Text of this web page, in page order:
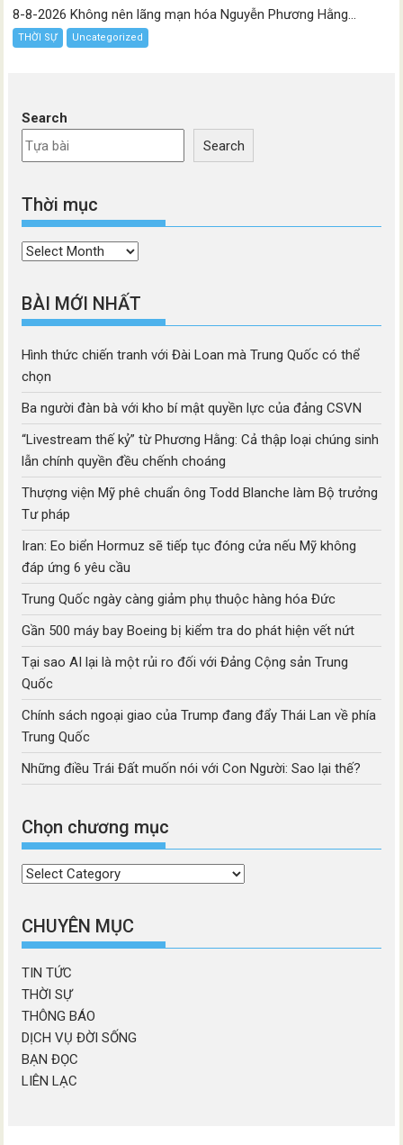
8-8-2026 Không nên lãng mạn hóa Nguyễn Phương Hằng...
THỜI SỰ Uncategorized
Search
Search
Thời mục
Thời
BÀI MỚI NHẤT
Hình thức chiến tranh với Đài Loan mà Trung Quốc có thể
chọn
Ba người đàn bà với kho bí mật quyền lực của đảng CSVN
“Livestream thế kỷ” từ Phương Hằng: Cả thập loại chúng sinh
lẫn chính quyền đều chếnh choáng
Thượng viện Mỹ phê chuẩn ông Todd Blanche làm Bộ trưởng
Tư pháp
Iran: Eo biển Hormuz sẽ tiếp tục đóng cửa nếu Mỹ không
đáp ứng 6 yêu cầu
Trung Quốc ngày càng giảm phụ thuộc hàng hóa Đức
Gần 500 máy bay Boeing bị kiểm tra do phát hiện vết nứt
Tại sao AI lại là một rủi ro đối với Đảng Cộng sản Trung
Quốc
Chính sách ngoại giao của Trump đang đẩy Thái Lan về phía
Trung Quốc
Những điều Trái Đất muốn nói với Con Người: Sao lại thế?
Chọn chương mục
Chọn
mục
CHUYÊN MỤC
TIN TỨC
THỜI SỰ
THÔNG BÁO
DỊCH VỤ ĐỜI SỐNG
BẠN ĐỌC
LIÊN LẠC